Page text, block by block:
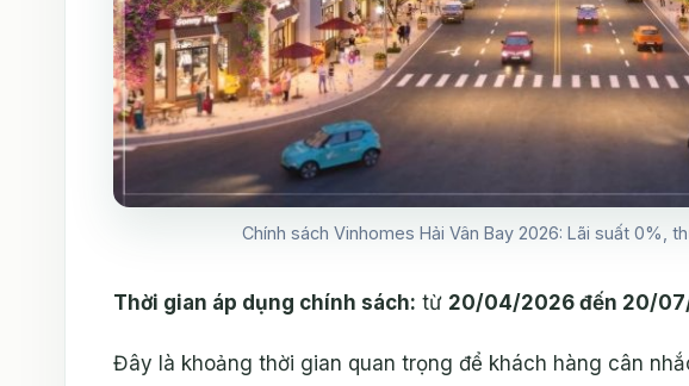
Chính sách Vinhomes Hải Vân Bay 2026: Lãi suất 0%,
Thời gian áp dụng chính sách: từ 20/04/2026 đến 20/
Đây là khoảng thời gian quan trọng để khách hàng cân